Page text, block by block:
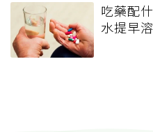
吃藥配
水提早